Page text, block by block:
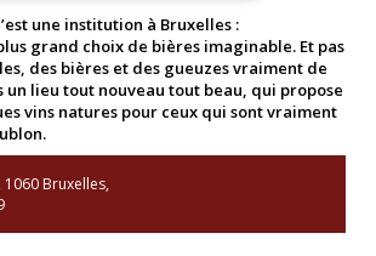
une institution à Bruxelles :
grand choix de bières imaginable. Et pas
des bières et des gueuzes vraiment de
un lieu tout nouveau tout beau, qui propose
vins natures pour ceux qui sont vraiment
1060 Bruxelles,